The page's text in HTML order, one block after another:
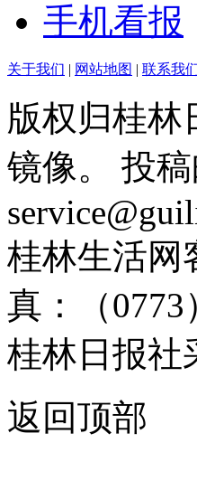
手机看报
关于我们 | 网站地图 | 联系我
版权归桂林
镜像。 投
桂林生活网
真：（
桂林日报社
返回顶部